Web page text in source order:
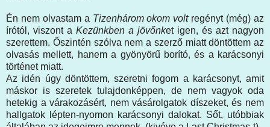
Én nem olvastam a Tizenhárom okom voltregényt (még) az
írótól, viszont a Kezünkben a jövőnket igen, és azt nagyon
szerettem. Őszintén szólva nem a szerző miatt döntöttem az
olvasás mellett, hanem a gyönyörű borító, és a karácsonyi
történet miatt.
Az idén úgy döntöttem, szeretni fogom a karácsonyt, amit
máskor is szeretek tulajdonképpen, de nem vagyok oda
hetekig a várakozásért, nem vásárolgatok díszeket, és nem
hallgatok lépten-nyomon karácsonyi dalokat. Sőt, utóbbiak